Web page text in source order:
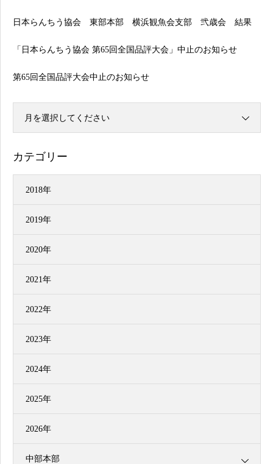
日本らんちう協会 東部本部 横浜観魚会支部 弐歳会 結果
「日本らんちう協会 第65回全国品評大会」中止のお知らせ
第65回全国品評大会中止のお知らせ
月を選択してください
カテゴリー
2018年
2019年
2020年
2021年
2022年
2023年
2024年
2025年
2026年
中部本部